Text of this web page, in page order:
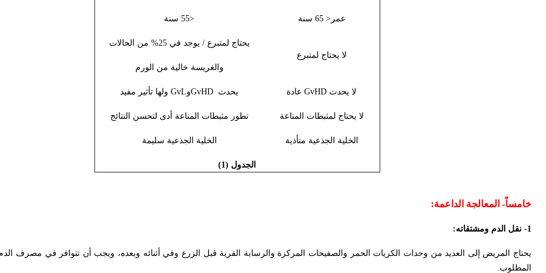
عمر< 65 سنة <55 سنة
لا يحتاج لمتبرع
يحتاج لمتبرع / يوجد في 25% من الحالات
والغريسة خالية من الورم
لا يحدث GvHD عادة يحدث GvHDوGvL ولها تأثير مفيد
لا يحتاج لمثبطات المناعة تطور مثبطات المناعة أدى لتحسن النتائج
الخلية الجذعية متأذية الخلية الجذعية سليمة
الجدول (1)
خامساً- المعالجة الداعمة:
1- نقل الدم ومشتقاته:
يحتاج المريض إلى العديد من وحدات الكريات الحمر والصفيحات المركزة والرسابة القرية قبل الزرع وفي أثنائه وبعده، ويجب أن تتوافر في مصرف الدم
المطلوب.